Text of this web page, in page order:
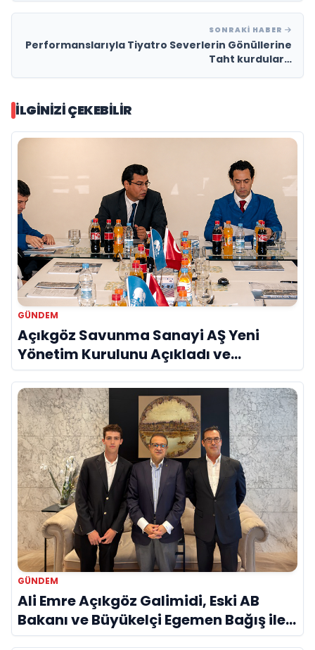
SONRAKI HABER
Performanslarıyla Tiyatro Severlerin Gönüllerine
Taht kurdular…
İLGINIZI ÇEKEBILIR
GÜNDEM
Açıkgöz Savunma Sanayi AŞ Yeni
Yönetim Kurulunu Açıkladı ve
Savunma Sanayinde Küresel Vizyon
Vurgusu
GÜNDEM
Ali Emre Açıkgöz Galimidi, Eski AB
Bakanı ve Büyükelçi Egemen Bağış ile
Bir Araya Geldi